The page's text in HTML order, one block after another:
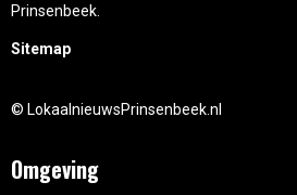
Prinsenbeek.
Sitemap
© LokaalnieuwsPrinsenbeek.nl
Omgeving